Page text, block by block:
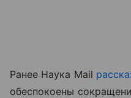
Ранее Наука Mail
обеспокоены